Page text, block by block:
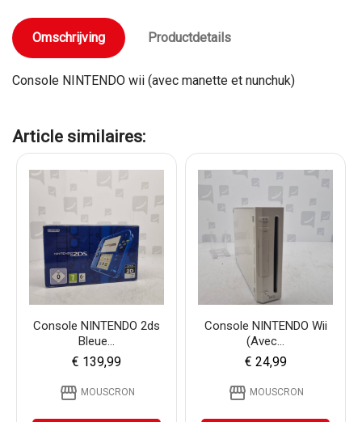
Omschrijving Productdetails
Console NINTENDO wii (avec manette et nunchuk)
Article similaires:
Console NINTENDO 2ds
Bleue...
€ 139,99
storefront MOUSCRON
Console NINTENDO Wii
(avec...
€ 24,99
storefront MOUSCRON